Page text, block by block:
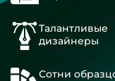
Талантливые
дизайнеры
Сотни